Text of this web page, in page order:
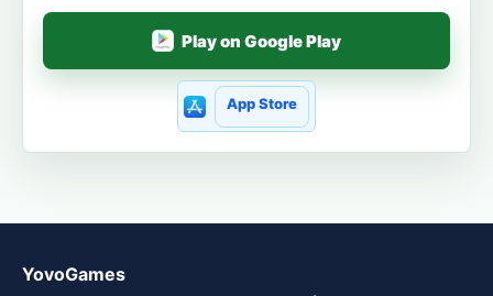
Play on Google Play
App Store
YovoGames